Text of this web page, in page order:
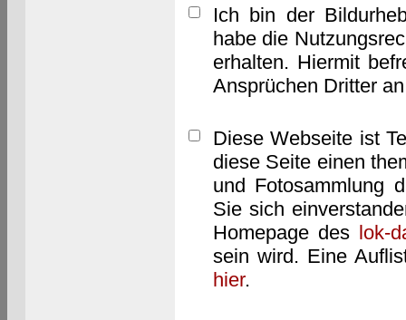
Ich bin der
habe die
erhalten. Hiermit
Ansprüchen Dritter
Diese Webseite ist
diese Seite einen
und Fotosammlung
Sie sich
Homepage des lok-
sein wird. Eine
hier.